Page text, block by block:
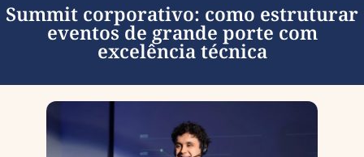
Summit corporativo: como estruturar
eventos de grande porte com
excelência técnica